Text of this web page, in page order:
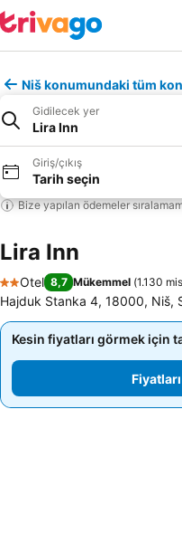
Niš konumundaki tüm
Gidilecek yer
Lira Inn
Giriş/çıkış
Tarih seçin
Bize yapılan ödemeler
Lira Inn
2 Yıldız
Otel 8,7 Mükemmel (1.130
Hajduk Stanka 4, 18000, Niš,
Kesin fiyatları görmek için
Kesin fiyatları görmek için